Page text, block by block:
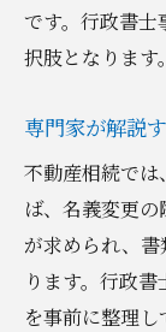
です。行政書
択肢となります。
専門家が解説
不動産相続では
ば、名義変更
が求められ、
ります。行政
を事前に整理し